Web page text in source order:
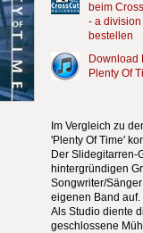
beim
- a
bestellen
Download
Plenty Of
Im Vergleich zu
'Plenty Of Time'
Der Slidegitarren-
hintergründigen
Songwriter/
eigenen Band auf.
Als Studio diente
geschlossene